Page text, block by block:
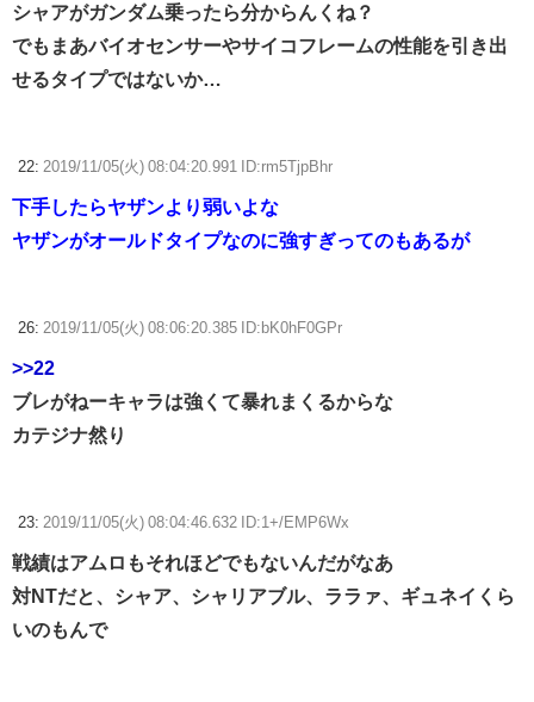
シャアがガンダム乗ったら分からんくね？
でもまあバイオセンサーやサイコフレームの性能を引き出
せるタイプではないか…
22: 2019/11/05(火) 08:04:20.991 ID:rm5TjpBhr
下手したらヤザンより弱いよな
ヤザンがオールドタイプなのに強すぎってのもあるが
26: 2019/11/05(火) 08:06:20.385 ID:bK0hF0GPr
>>22
ブレがねーキャラは強くて暴れまくるからな
カテジナ然り
23: 2019/11/05(火) 08:04:46.632 ID:1+/EMP6Wx
戦績はアムロもそれほどでもないんだがなあ
対NTだと、シャア、シャリアブル、ララァ、ギュネイくら
いのもんで